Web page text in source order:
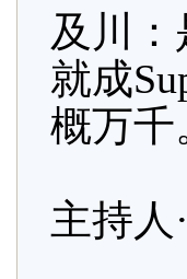
及川
就成
概万千
主持人